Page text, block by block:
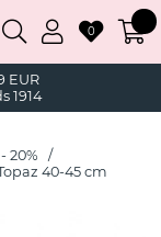
EUR
1914
0
20%
40-45 cm